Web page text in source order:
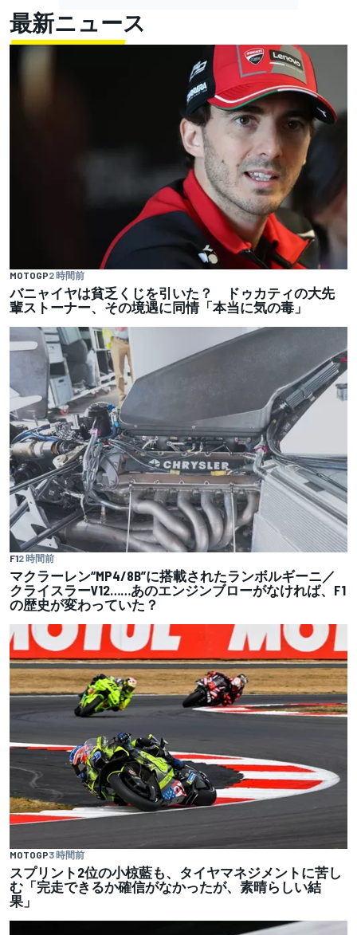
最新ニュース
MOTOGP2 時間前
バニャイヤは貧乏くじを引いた？ ドゥカティの大先
輩ストーナー、その境遇に同情「本当に気の毒」
F12 時間前
マクラーレン“MP4/8B”に搭載されたランボルギーニ／
クライスラーV12……あのエンジンブローがなければ、F1
の歴史が変わっていた？
MOTOGP3 時間前
スプリント2位の小椋藍も、タイヤマネジメントに苦し
む「完走できるか確信がなかったが、素晴らしい結
果」